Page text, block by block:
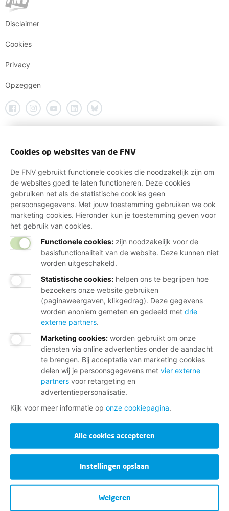
Disclaimer
Cookies
Privacy
Opzeggen
Cookies op websites van de FNV
De FNV gebruikt functionele cookies die noodzakelijk zijn om
de websites goed te laten functioneren. Deze cookies
gebruiken net als de statistische cookies geen
persoonsgegevens. Met jouw toestemming gebruiken we ook
marketing cookies. Hieronder kun je toestemming geven voor
het gebruik van cookies.
Functionele cookies: zijn noodzakelijk voor de
basisfunctionaliteit van de website. Deze kunnen niet
worden uitgeschakeld.
Statistische cookies: helpen ons te begrijpen hoe
bezoekers onze website gebruiken
(paginaweergaven, klikgedrag). Deze gegevens
worden anoniem gemeten en gedeeld met drie
externe partners.
Marketing cookies: worden gebruikt om onze
diensten via online advertenties onder de aandacht
te brengen. Bij acceptatie van marketing cookies
delen wij je persoonsgegevens met vier externe
partners voor retargeting en
advertentiepersonalisatie.
Kijk voor meer informatie op onze cookiepagina.
Alle cookies accepteren
Instellingen opslaan
Weigeren